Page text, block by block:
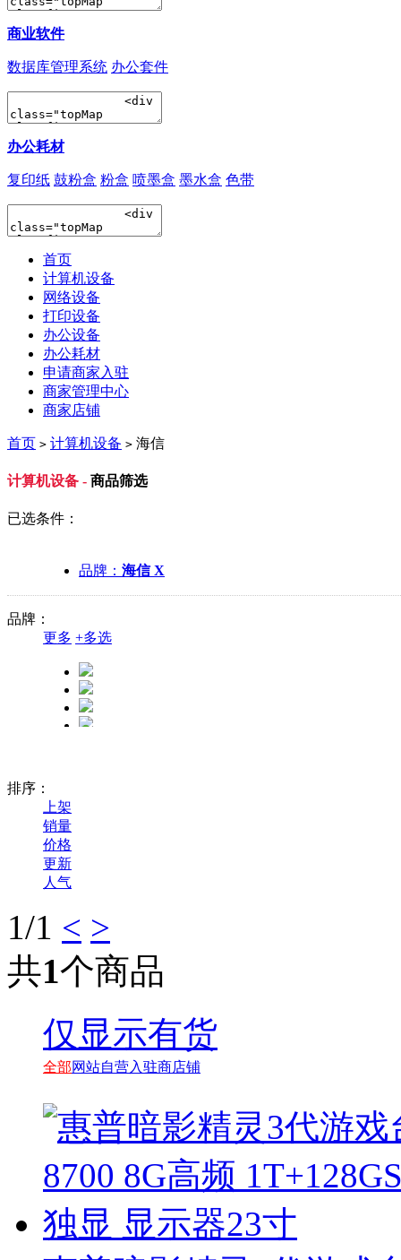
商业软件
数据库管理系统 办公套件
办公耗材
复印纸 鼓粉盒 粉盒 喷墨盒 墨水盒 色带
首页
计算机设备
网络设备
打印设备
办公设备
办公耗材
申请商家入驻
商家管理中心
商家店铺
首页 > 计算机设备 > 海信
计算机设备 - 商品筛选
已选条件：
品牌： 海信 X
品牌：
更多 +多选
排序：
上架
销量
价格
更新
人气
1/1 < >
共1个商品
仅显示有货
全部网站自营入驻商店铺